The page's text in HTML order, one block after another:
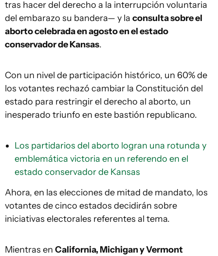
tras hacer del derecho a la interrupción voluntaria
del embarazo su bandera— y la consulta sobre el
aborto celebrada en agosto en el estado
conservador de Kansas.
Con un nivel de participación histórico, un 60% de
los votantes rechazó cambiar la Constitución del
estado para restringir el derecho al aborto, un
inesperado triunfo en este bastión republicano.
Los partidarios del aborto logran una rotunda y
emblemática victoria en un referendo en el
estado conservador de Kansas
Ahora, en las elecciones de mitad de mandato, los
votantes de cinco estados decidirán sobre
iniciativas electorales referentes al tema.
Mientras en California, Michigan y Vermont